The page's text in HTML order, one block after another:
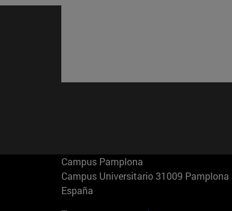
Campus Pamplona
Campus Universitario 31009 Pamplona
España